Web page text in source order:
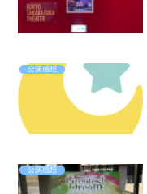
公演感想
公演感想